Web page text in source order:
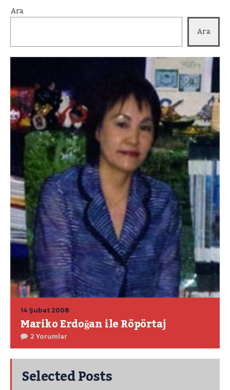
Ara
Ara
14 Şubat 2008
Mariko Erdoğan ile Röpörtaj
2 Yorumlar
Selected Posts